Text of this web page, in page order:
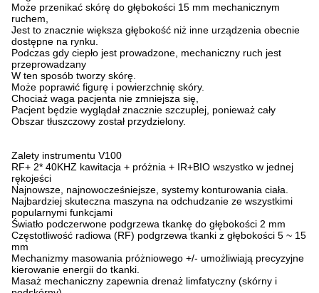
Może przenikać skórę do głębokości 15 mm mechanicznym
ruchem,
Jest to znacznie większa głębokość niż inne urządzenia obecnie
dostępne na rynku.
Podczas gdy ciepło jest prowadzone, mechaniczny ruch jest
przeprowadzany
W ten sposób tworzy skórę.
Może poprawić figurę i powierzchnię skóry.
Chociaż waga pacjenta nie zmniejsza się,
Pacjent będzie wyglądał znacznie szczuplej, ponieważ cały
Obszar tłuszczowy został przydzielony.
Zalety instrumentu V100
RF+ 2* 40KHZ kawitacja + próżnia + IR+BIO wszystko w jednej
rękojeści
Najnowsze, najnowocześniejsze, systemy konturowania ciała.
Najbardziej skuteczna maszyna na odchudzanie ze wszystkimi
popularnymi funkcjami
Światło podczerwone podgrzewa tkankę do głębokości 2 mm
Częstotliwość radiowa (RF) podgrzewa tkanki z głębokości 5 ~ 15
mm
Mechanizmy masowania próżniowego +/- umożliwiają precyzyjne
kierowanie energii do tkanki.
Masaż mechaniczny zapewnia drenaż limfatyczny (skórny i